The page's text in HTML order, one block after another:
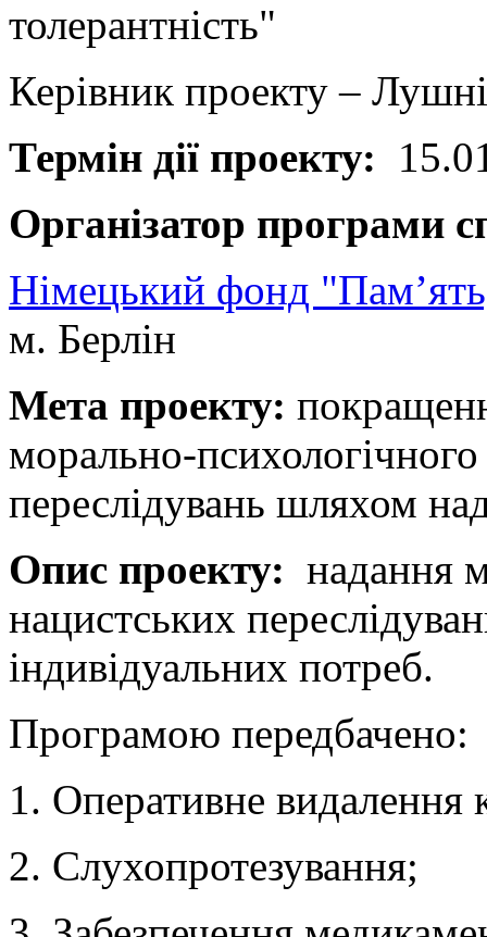
толерантність"
Керівник проекту –
Термін дії проекту:
Організатор програми
Німецький фонд
м. Берлін
Мета проекту:
морально-
переслідувань шляхом
Опис проекту: надання
нацистських
індивідуальних потреб.
Програмою передбачено:
1. Оперативне видалення
2. Слухопротезування;